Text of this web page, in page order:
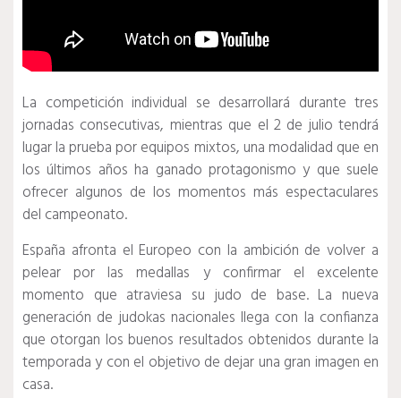
La competición individual se desarrollará durante tres
jornadas consecutivas, mientras que el 2 de julio tendrá
lugar la prueba por equipos mixtos, una modalidad que en
los últimos años ha ganado protagonismo y que suele
ofrecer algunos de los momentos más espectaculares
del campeonato.
España afronta el Europeo con la ambición de volver a
pelear por las medallas y confirmar el excelente
momento que atraviesa su judo de base. La nueva
generación de judokas nacionales llega con la confianza
que otorgan los buenos resultados obtenidos durante la
temporada y con el objetivo de dejar una gran imagen en
casa.